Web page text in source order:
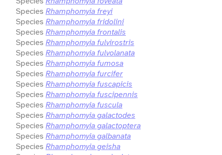
Species Rhamphomyia freyi
Species Rhamphomyia fridolini
Species Rhamphomyia frontalis
Species Rhamphomyia fulvirostris
Species Rhamphomyia fulvolanata
Species Rhamphomyia fumosa
Species Rhamphomyia furcifer
Species Rhamphomyia fuscapicis
Species Rhamphomyia fuscipennis
Species Rhamphomyia fuscula
Species Rhamphomyia galactodes
Species Rhamphomyia galactoptera
Species Rhamphomyia galbanata
Species Rhamphomyia geisha